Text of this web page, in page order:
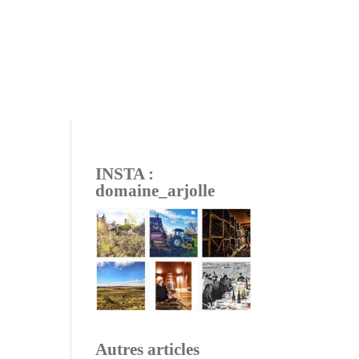
INSTA :
domaine_arjolle
Autres articles